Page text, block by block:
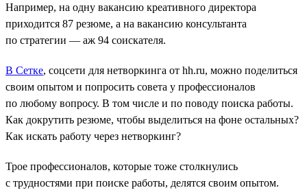
Например, на одну вакансию креативного директора
приходится 87 резюме, а на вакансию консультанта
по стратегии ― аж 94 соискателя.
В Сетке, соцсети для нетворкинга от hh.ru, можно поделиться
своим опытом и попросить совета у профессионалов
по любому вопросу. В том числе и по поводу поиска работы.
Как докрутить резюме, чтобы выделиться на фоне остальных?
Как искать работу через нетворкинг?
Трое профессионалов, которые тоже столкнулись
с трудностями при поиске работы, делятся своим опытом.